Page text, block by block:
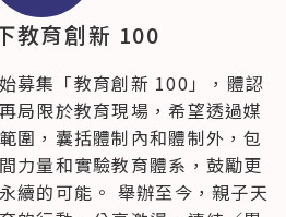
教育創新 100
募集「教育創新 100」，體認
局限於教育現場，希望透過媒
圍，囊括體制內和體制外，包
力量和實驗教育體系，鼓勵更
續的可能。 舉辦至今，親子天